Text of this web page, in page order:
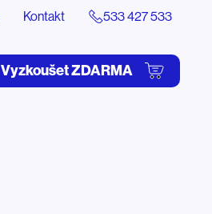
Kontakt 533 427 533
Vyzkoušet ZDARMA